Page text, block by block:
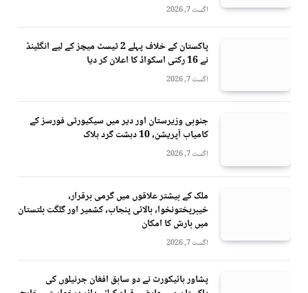
اگست 7, 2026
پاکستان کے خلاف پہلے 2 ٹیسٹ میچز کے لیے انگلینڈ
نے 16 رکنی اسکواڈ کا اعلان کر دیا
اگست 7, 2026
جنوبی وزیرستان اور دیر میں سیکیورٹی فورسز کے
کامیاب آپریشن، 10 دہشت گرد ہلاک
اگست 7, 2026
ملک کے بیشتر علاقوں میں گرمی برقرار،
خیبرپختونخوا، بالائی پنجاب، کشمیر اور گلگت بلتستان
میں بارش کا امکان
اگست 7, 2026
پشاور ہائیکورٹ نے دو سابق افغان جرنیلوں کی